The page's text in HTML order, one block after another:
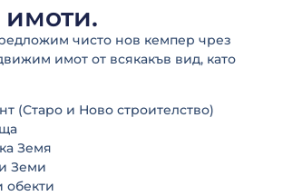
чисто нов кемпер чрез
имот от всякакъв вид, като
(Старо и Ново строителство)
Земя
Земи
обекти